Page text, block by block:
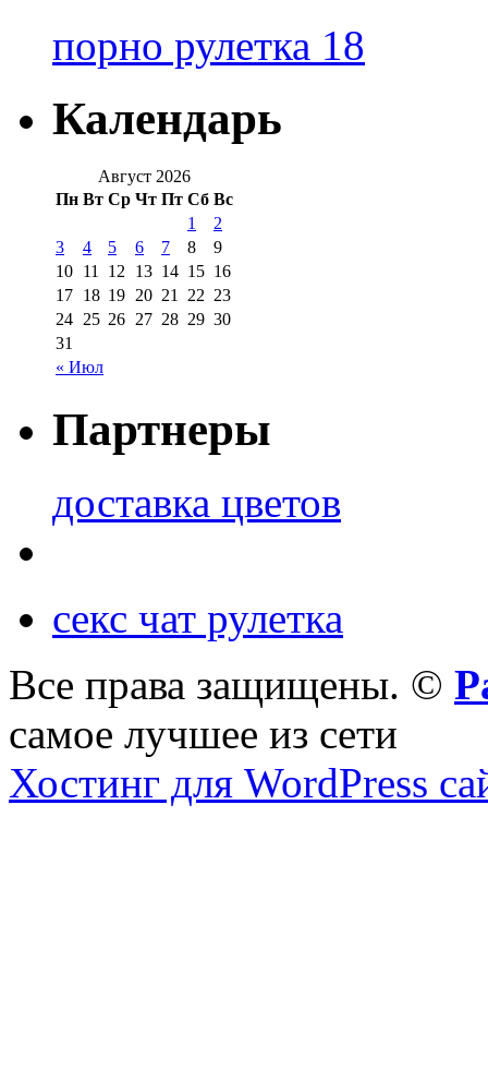
порно рулетка 18
Календарь
Август 2026
Пн Вт Ср Чт Пт Сб Вс
« Июл
1
2
3
4 5 6 7 8
9
10 11 12 13 14 15 16
17 18 19 20 21 22 23
24 25 26 27 28 29 30
31
Партнеры
доставка цветов
секс чат рулетка
Все права защищены. ©
самое лучшее из сети
Хостинг для WordPress